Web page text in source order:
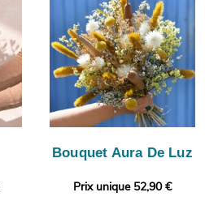
Bouquet Aura De Luz
Prix unique 52,90 €